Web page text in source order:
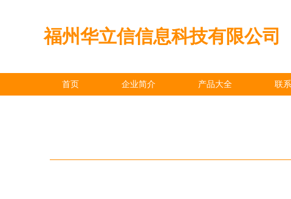
福州华立信信息科技有限公司
首页 企业简介 产品大全 联